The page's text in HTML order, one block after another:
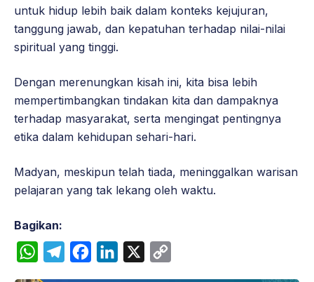
untuk hidup lebih baik dalam konteks kejujuran,
tanggung jawab, dan kepatuhan terhadap nilai-nilai
spiritual yang tinggi.
Dengan merenungkan kisah ini, kita bisa lebih
mempertimbangkan tindakan kita dan dampaknya
terhadap masyarakat, serta mengingat pentingnya
etika dalam kehidupan sehari-hari.
Madyan, meskipun telah tiada, meninggalkan warisan
pelajaran yang tak lekang oleh waktu.
Bagikan:
W